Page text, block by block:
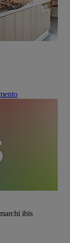
ibis